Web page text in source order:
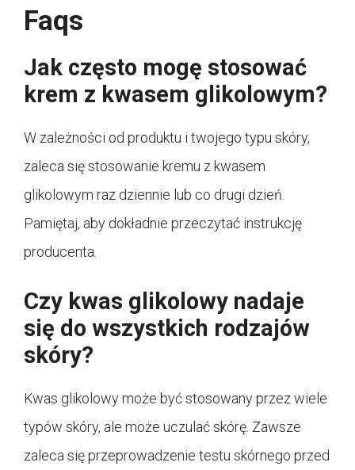
Faqs
Jak często mogę stosować
krem z kwasem glikolowym?
W zależności od produktu i twojego typu skóry,
zaleca się stosowanie kremu z kwasem
glikolowym raz dziennie lub co drugi dzień.
Pamiętaj, aby dokładnie przeczytać instrukcję
producenta.
Czy kwas glikolowy nadaje
się do wszystkich rodzajów
skóry?
Kwas glikolowy może być stosowany przez wiele
typów skóry, ale może uczulać skórę. Zawsze
zaleca się przeprowadzenie testu skórnego przed